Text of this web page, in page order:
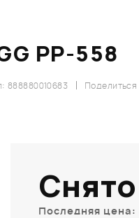
PP-558
Поделиться
888880010683
Последняя цена: